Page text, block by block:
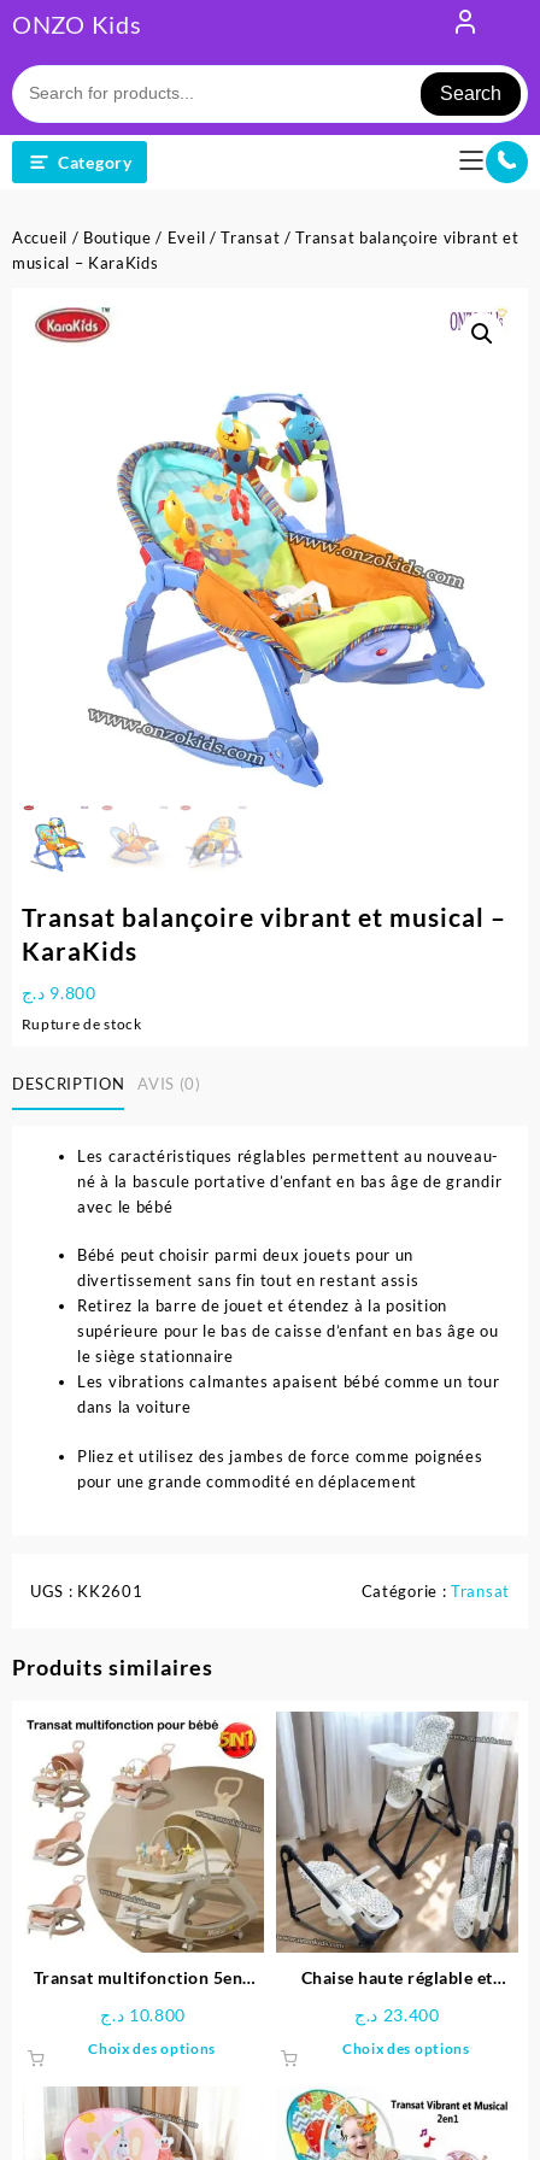
to
content
ONZO Kids
Search
Category
Accueil / Boutique / Eveil /Transat / Transat balançoire vibrant et
musical – KaraKids
Transat balançoire vibrant et musical –
KaraKids
9.800 د.ج
Rupture de stock
DESCRIPTION AVIS (0)
Les caractéristiques réglables permettent au nouveau-
né à la bascule portative d’enfant en bas âge de grandir
avec le bébé
Bébé peut choisir parmi deux jouets pour un
divertissement sans fin tout en restant assis
Retirez la barre de jouet et étendez à la position
supérieure pour le bas de caisse d’enfant en bas âge ou
le siège stationnaire
Les vibrations calmantes apaisent bébé comme un tour
dans la voiture
Pliez et utilisez des jambes de force comme poignées
pour une grande commodité en déplacement
UGS : KK2601 Catégorie :Transat
Produits similaires
Transat multifonction 5en1
10.800 د.ج
Choix des options
plusieurs
variations.
Chaise haute réglable et
Mini Pouce
23.400 د.ج
Choix des options